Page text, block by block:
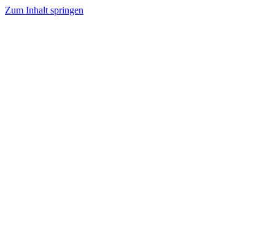
Zum Inhalt springen